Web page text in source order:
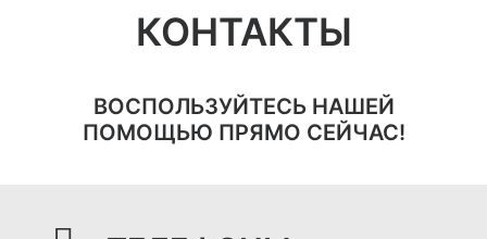
КОНТАКТЫ
ВОСПОЛЬЗУЙТЕСЬ НАШЕЙ
ПОМОЩЬЮ ПРЯМО СЕЙЧАС!